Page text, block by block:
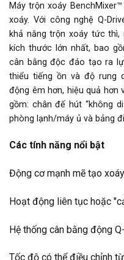
Máy trộn xoáy
xoáy. Với công nghệ Q-
khả năng trộn xoáy tức
kích thước lớn nhất, bao
cân bằng độc đáo tạo ra
thiểu tiếng ồn và độ rung
động êm hơn, hiệu quả hơn
gồm: chân đế hút “không
phòng lạnh/máy ủ và bảng
Các tính năng nổi bật
Động cơ mạnh mẽ tạo
Hoạt động liên tục hoặc
Hệ thống cân bằng động
Tốc độ có thể điều chỉnh